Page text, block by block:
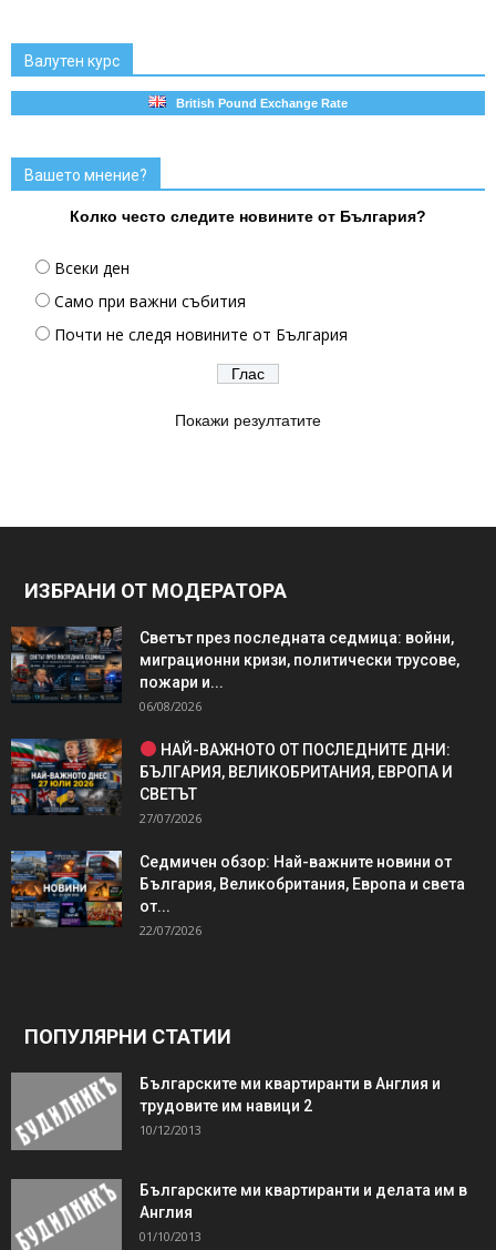
Валутен курс
British Pound Exchange Rate
Вашето мнение?
Колко често следите новините от България?
Всеки ден
Само при важни събития
Почти не следя новините от България
Покажи резултатите
ИЗБРАНИ ОТ МОДЕРАТОРА
Светът през последната седмица: войни,
миграционни кризи, политически трусове,
пожари и...
06/08/2026
НАЙ-ВАЖНОТО ОТ ПОСЛЕДНИТЕ ДНИ:
БЪЛГАРИЯ, ВЕЛИКОБРИТАНИЯ, ЕВРОПА И
СВЕТЪТ
27/07/2026
Седмичен обзор: Най-важните новини от
България, Великобритания, Европа и света
от...
22/07/2026
ПОПУЛЯРНИ СТАТИИ
Българските ми квартиранти в Англия и
трудовите им навици 2
10/12/2013
Българските ми квартиранти и делата им в
Англия
01/10/2013